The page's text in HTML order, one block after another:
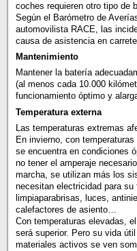
coches requieren otro tipo de
Según el Barómetro de
automovilista RACE, las
causa de asistencia en
Mantenimiento
Mantener la batería
(al menos cada 10.000
funcionamiento óptimo y
Temperatura externa
Las temperaturas extremas
En invierno, con
se encuentra en condiciones
no tener el amperaje
marcha, se utilizan más los
necesitan electricidad para su
limpiaparabrisas, luces,
calefactores de asiento…
Con temperaturas elevadas,
será superior. Pero su vida
materiales activos se ven